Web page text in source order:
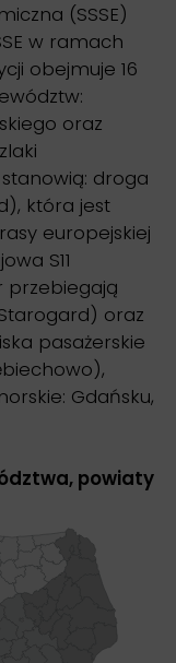
(SSSE)
w ramach
obejmuje 16
oraz
droga
która jest
europejskiej
S11
przebiegają
oraz
pasażerskie
Gdańsku,
powiaty